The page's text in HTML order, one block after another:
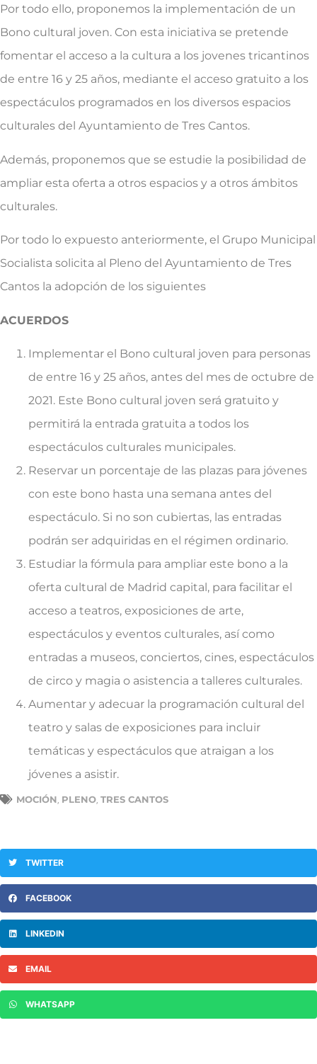
Por todo ello, proponemos la implementación de un
Bono cultural joven. Con esta iniciativa se pretende
fomentar el acceso a la cultura a los jovenes tricantinos
de entre 16 y 25 años, mediante el acceso gratuito a los
espectáculos programados en los diversos espacios
culturales del Ayuntamiento de Tres Cantos.
Además, proponemos que se estudie la posibilidad de
ampliar esta oferta a otros espacios y a otros ámbitos
culturales.
Por todo lo expuesto anteriormente, el Grupo Municipal
Socialista solicita al Pleno del Ayuntamiento de Tres
Cantos la adopción de los siguientes
ACUERDOS
Implementar el Bono cultural joven para personas
de entre 16 y 25 años, antes del mes de octubre de
2021. Este Bono cultural joven será gratuito y
permitirá la entrada gratuita a todos los
espectáculos culturales municipales.
Reservar un porcentaje de las plazas para jóvenes
con este bono hasta una semana antes del
espectáculo. Si no son cubiertas, las entradas
podrán ser adquiridas en el régimen ordinario.
Estudiar la fórmula para ampliar este bono a la
oferta cultural de Madrid capital, para facilitar el
acceso a teatros, exposiciones de arte,
espectáculos y eventos culturales, así como
entradas a museos, conciertos, cines, espectáculos
de circo y magia o asistencia a talleres culturales.
Aumentar y adecuar la programación cultural del
teatro y salas de exposiciones para incluir
temáticas y espectáculos que atraigan a los
jóvenes a asistir.
MOCIÓN PLENO TRES CANTOS
TWITTER
FACEBOOK
LINKEDIN
EMAIL
WHATSAPP